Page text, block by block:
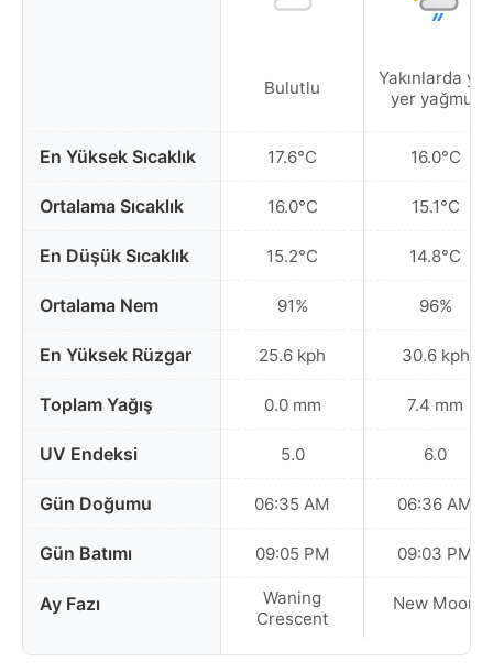
En Yüksek Sıcaklık
Ortalama Sıcaklık
En Düşük Sıcaklık
Ortalama Nem
En Yüksek Rüzgar
Toplam Yağış
UV Endeksi
Gün Doğumu
Gün Batımı
Ay Fazı
Bulutlu
17.6°C
16.0°C
15.2°C
91%
25.6 kph
0.0 mm
5.0
06:35 AM
09:05 PM
Waning
Crescent
Yakınlarda yer
yer yağmur
16.0°C
15.1°C
14.8°C
96%
30.6 kph
7.4 mm
6.0
06:36 AM
09:03 PM
New Moon